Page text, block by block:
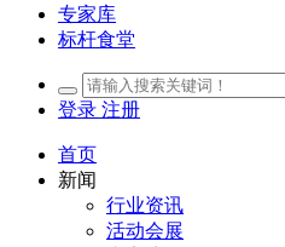
专家库
标杆食堂
登录 注册
首页
新闻
行业资讯
活动会展